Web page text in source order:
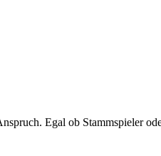
Egal ob Stammspieler